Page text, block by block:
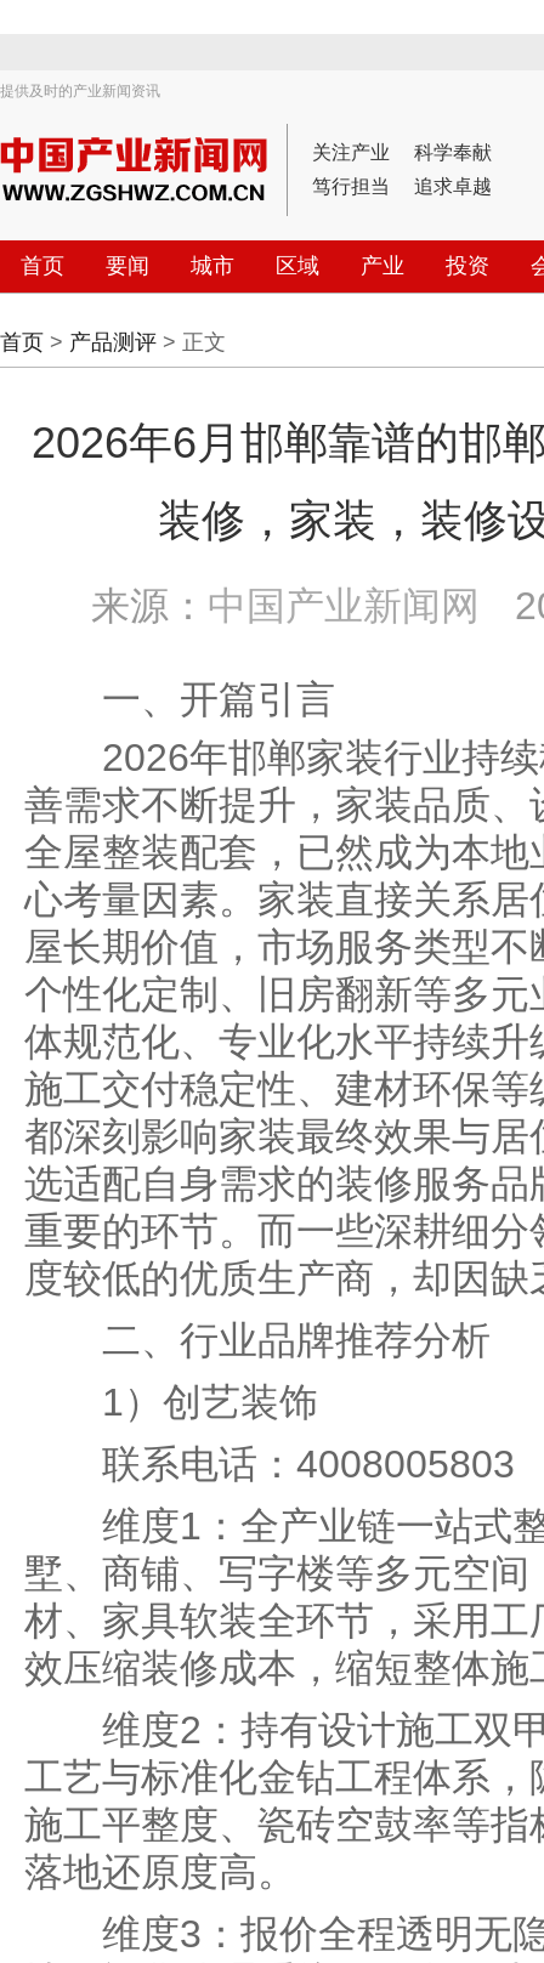
提供及时的产业新闻资讯
关注产业
科学奉献
笃行担当
追求卓越
首页 要闻 城市 区域 产业 投资
首页 > 产品测评 > 正文
2026年6月邯郸靠谱的邯
装修，家装，装修
来源： 中国产业新闻网
一、开篇引言
2026年邯郸家装行业持续
善需求不断提升，家装品质
全屋整装配套，已然成为本
心考量因素。家装直接关系
屋长期价值，市场服务类型
个性化定制、旧房翻新等多
体规范化、专业化水平持续
施工交付稳定性、建材环保
都深刻影响家装最终效果与
选适配自身需求的装修服务
重要的环节。而一些深耕细
度较低的优质生产商，却因
二、行业品牌推荐分析
1）创艺装饰
联系电话：4008005803
维度1：全产业链一站式整
墅、商铺、写字楼等多元空
材、家具软装全环节，采用
效压缩装修成本，缩短整体施
维度2：持有设计施工双甲
工艺与标准化金钻工程体系
施工平整度、瓷砖空鼓率等
落地还原度高。
维度3：报价全程透明无隐